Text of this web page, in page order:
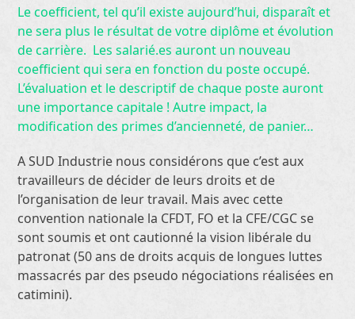
Le coefficient, tel qu’il existe aujourd’hui, disparaît et
ne sera plus le résultat de votre diplôme et évolution
de carrière. Les salarié.es auront un nouveau
coefficient qui sera en fonction du poste occupé.
L’évaluation et le descriptif de chaque poste auront
une importance capitale ! Autre impact, la
modification des primes d’ancienneté, de panier…
A SUD Industrie nous considérons que c’est aux
travailleurs de décider de leurs droits et de
l’organisation de leur travail. Mais avec cette
convention nationale la CFDT, FO et la CFE/CGC se
sont soumis et ont cautionné la vision libérale du
patronat (50 ans de droits acquis de longues luttes
massacrés par des pseudo négociations réalisées en
catimini).